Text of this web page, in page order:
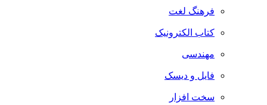
فرهنگ لغت
کتاب الکترونیک
مهندسی
فایل و دیسک
سخت افزار